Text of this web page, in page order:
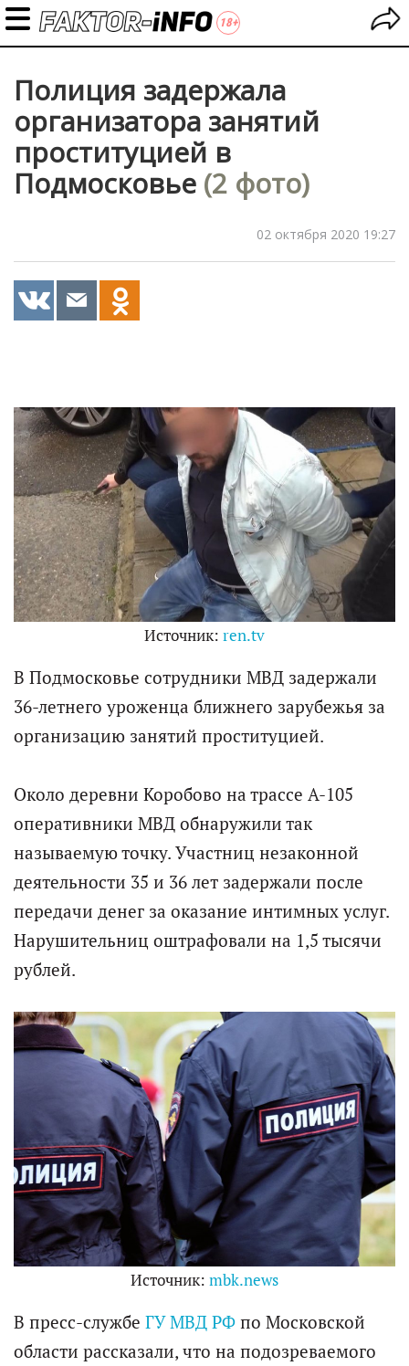
Полиция задержала
организатора занятий
проституцией в
Подмосковье (2 фото)
02 октября 2020 19:27
Источник: ren.tv
В Подмосковье сотрудники МВД задержали
36-летнего уроженца ближнего зарубежья за
организацию занятий проституцией.
Около деревни Коробово на трассе А-105
оперативники МВД обнаружили так
называемую точку. Участниц незаконной
деятельности 35 и 36 лет задержали после
передачи денег за оказание интимных услуг.
Нарушительниц оштрафовали на 1,5 тысячи
рублей.
Источник: mbk.news
В пресс-службе ГУ МВД РФ по Московской
области рассказали, что на подозреваемого